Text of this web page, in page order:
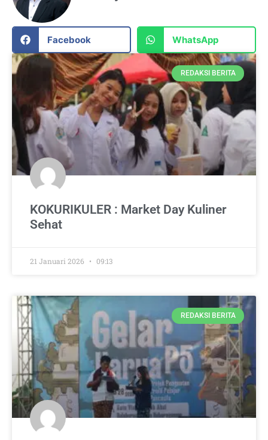
Facebook WhatsApp
REDAKSI BERITA
KOKURIKULER : Market Day Kuliner
Sehat
21 Januari 2026 09:13
REDAKSI BERITA